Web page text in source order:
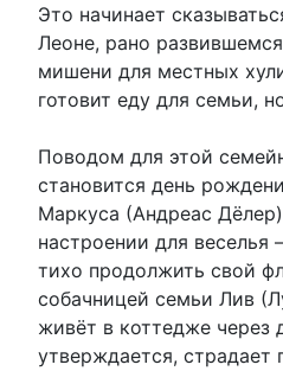
Это начинает
Леоне, рано
мишени для местных
готовит еду для семьи,
Поводом для этой
становится день
Маркуса (Андреас
настроении для
тихо продолжить свой
собачницей семьи Лив
живёт в коттедже через
утверждается, страдает